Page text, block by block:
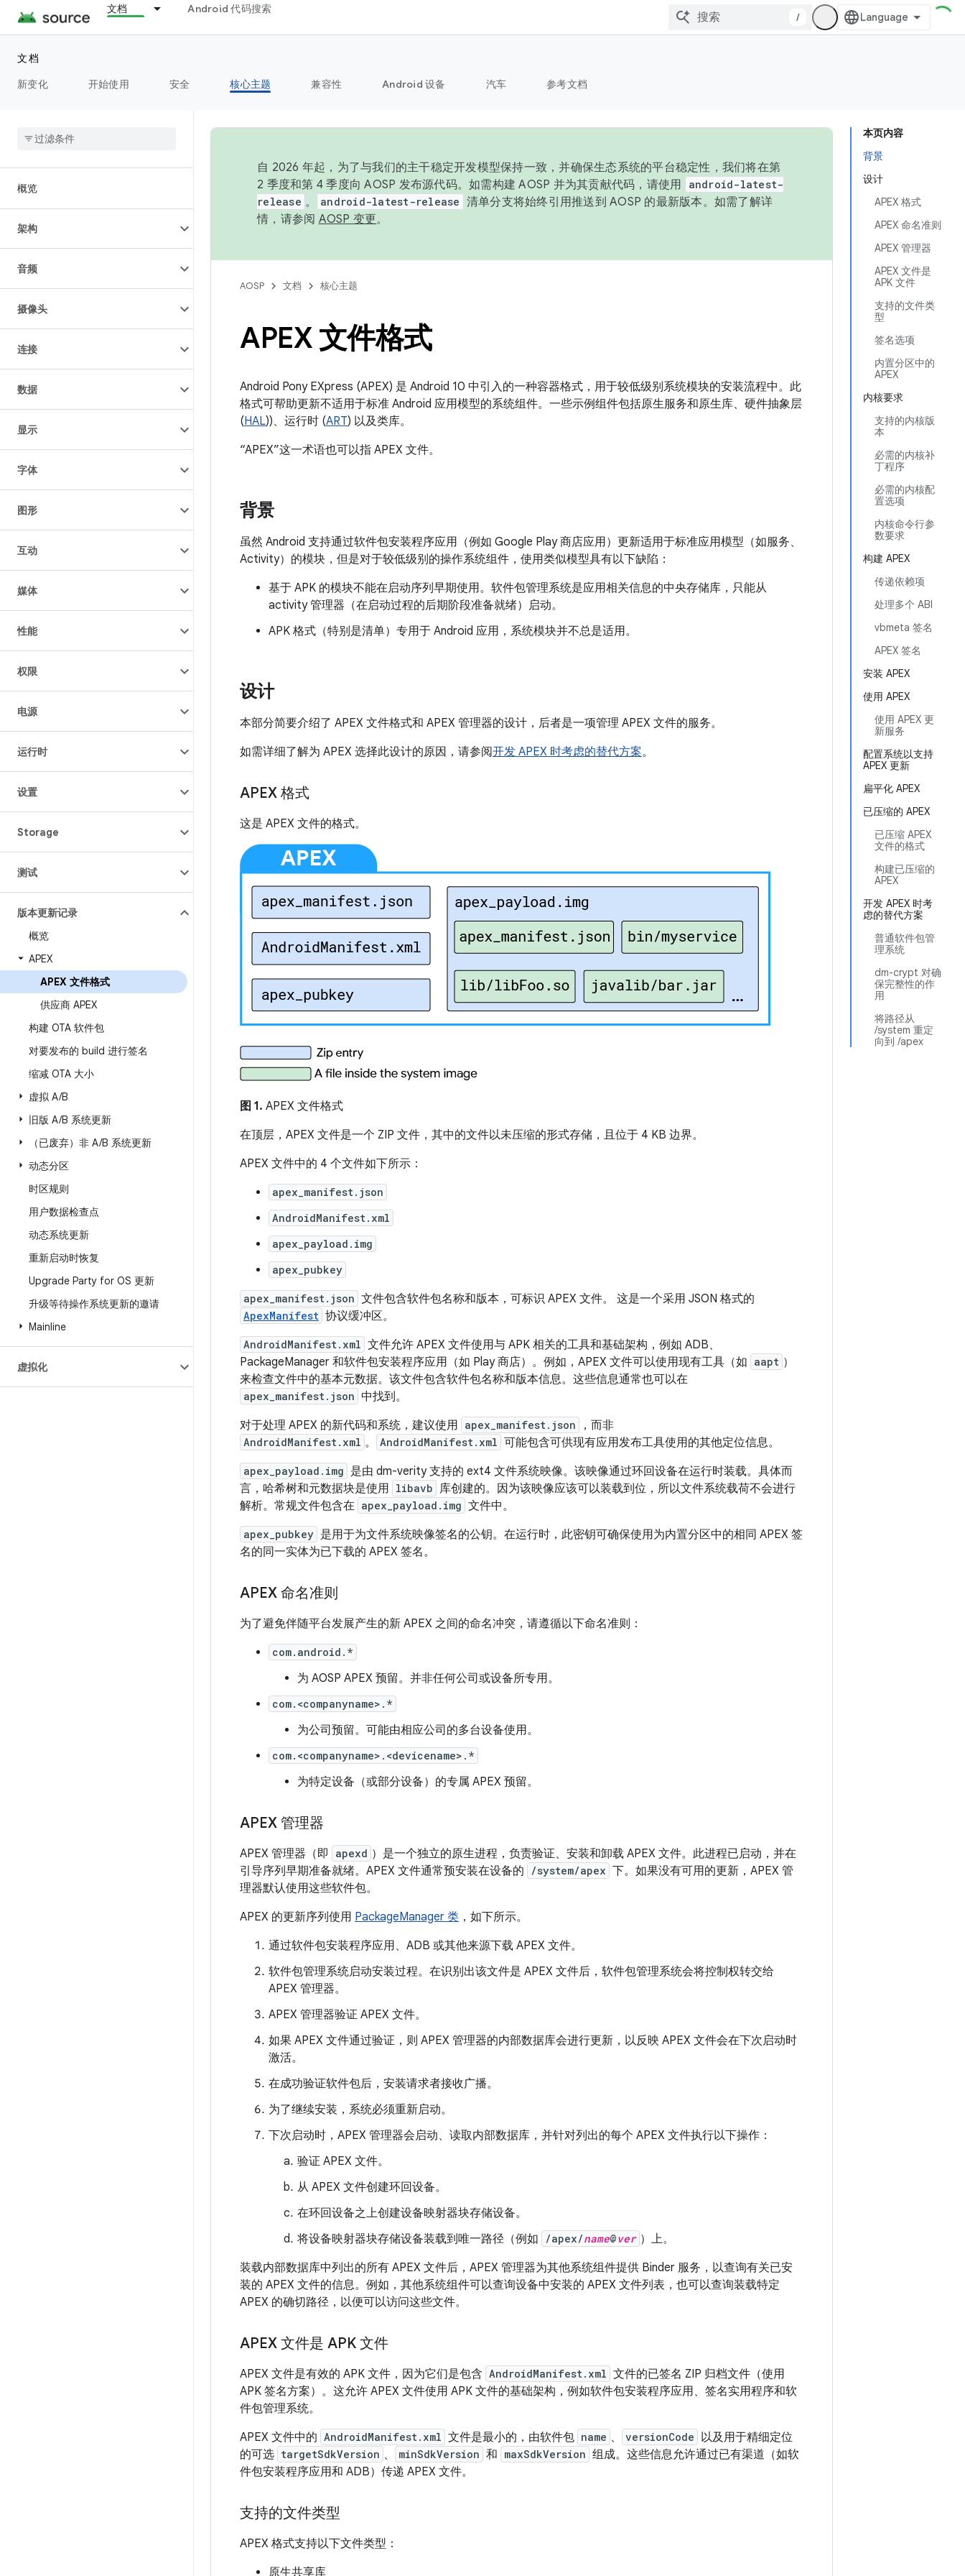
文档 Android 代码搜索
/
文档
新变化
开始使用 安全 核心主题 兼容性 Android 设备 汽车 参考文档
概览
架构
音频
摄像头
连接
数据
显示
字体
图形
互动
媒体
性能
权限
电源
运行时
设置
Storage
测试
版本更新记录
概览
APEX
APEX 文件格式
供应商 APEX
构建 OTA 软件包
对要发布的 build 进行签名
缩减 OTA 大小
虚拟 A/B
旧版 A/B 系统更新
（已废弃）非 A/B 系统更新
动态分区
时区规则
用户数据检查点
动态系统更新
重新启动时恢复
Upgrade Party for OS 更新
升级等待操作系统更新的邀请
Mainline
虚拟化
本页内容
背景
设计
APEX 格式
APEX 命名准则
APEX 管理器
APEX 文件是
APK 文件
支持的文件类
型
签名选项
内置分区中的
APEX
内核要求
支持的内核版
本
必需的内核补
丁程序
必需的内核配
置选项
内核命令行参
数要求
构建 APEX
传递依赖项
处理多个 ABI
vbmeta 签名
APEX 签名
安装 APEX
使用 APEX
使用 APEX 更
新服务
配置系统以支持
APEX 更新
扁平化 APEX
已压缩的 APEX
已压缩 APEX
文件的格式
构建已压缩的
APEX
开发 APEX 时考
虑的替代方案
普通软件包管
理系统
dm-crypt 对确
保完整性的作
用
将路径从
/system 重定
向到 /apex
自 2026 年起，为了与我们的主干稳定开发模型保持一致，并确保生态系统的平台稳定性，我们将在第
2 季度和第 4 季度向 AOSP 发布源代码。如需构建 AOSP 并为其贡献代码，请使用
android-latest-
release 。 android-latest-release 清单分支将始终引用推送到 AOSP 的最新版本。如需了解详
情，请参阅 AOSP 变更。
AOSP 文档 核心主题
APEX 文件格式
Android Pony EXpress (APEX) 是 Android 10 中引入的一种容器格式，用于较低级别系统模块的安装流程中。此
格式可帮助更新不适用于标准 Android 应用模型的系统组件。一些示例组件包括原生服务和原生库、硬件抽象层
(HAL))、运行时 (ART) 以及类库。
“APEX”这一术语也可以指 APEX 文件。
背景
虽然 Android 支持通过软件包安装程序应用（例如 Google Play 商店应用）更新适用于标准应用模型（如服务、
Activity）的模块，但是对于较低级别的操作系统组件，使用类似模型具有以下缺陷：
基于 APK 的模块不能在启动序列早期使用。软件包管理系统是应用相关信息的中央存储库，只能从
activity 管理器（在启动过程的后期阶段准备就绪）启动。
APK 格式（特别是清单）专用于 Android 应用，系统模块并不总是适用。
设计
本部分简要介绍了 APEX 文件格式和 APEX 管理器的设计，后者是一项管理 APEX 文件的服务。
如需详细了解为 APEX 选择此设计的原因，请参阅开发 APEX 时考虑的替代方案。
APEX 格式
这是 APEX 文件的格式。
图 1. APEX 文件格式
在顶层，APEX 文件是一个 ZIP 文件，其中的文件以未压缩的形式存储，且位于 4 KB 边界。
APEX 文件中的 4 个文件如下所示：
apex_manifest.json
AndroidManifest.xml
apex_payload.img
apex_pubkey
apex_manifest.json 文件包含软件包名称和版本，可标识 APEX 文件。 这是一个采用 JSON 格式的
ApexManifest 协议缓冲区。
AndroidManifest.xml 文件允许 APEX 文件使用与 APK 相关的工具和基础架构，例如 ADB、
PackageManager 和软件包安装程序应用（如 Play 商店）。例如，APEX 文件可以使用现有工具（如 aapt ）
来检查文件中的基本元数据。该文件包含软件包名称和版本信息。这些信息通常也可以在
apex_manifest.json 中找到。
对于处理 APEX 的新代码和系统，建议使用 apex_manifest.json ，而非
AndroidManifest.xml 。 AndroidManifest.xml 可能包含可供现有应用发布工具使用的其他定位信息。
apex_payload.img 是由 dm-verity 支持的 ext4 文件系统映像。该映像通过环回设备在运行时装载。具体而
言，哈希树和元数据块是使用 libavb 库创建的。因为该映像应该可以装载到位，所以文件系统载荷不会进行
解析。常规文件包含在 apex_payload.img 文件中。
apex_pubkey 是用于为文件系统映像签名的公钥。在运行时，此密钥可确保使用为内置分区中的相同 APEX 签
名的同一实体为已下载的 APEX 签名。
APEX 命名准则
为了避免伴随平台发展产生的新 APEX 之间的命名冲突，请遵循以下命名准则：
com.android.*
为 AOSP APEX 预留。并非任何公司或设备所专用。
com.<companyname>.*
为公司预留。可能由相应公司的多台设备使用。
com.<companyname>.<devicename>.*
为特定设备（或部分设备）的专属 APEX 预留。
APEX 管理器
APEX 管理器（即 apexd ）是一个独立的原生进程，负责验证、安装和卸载 APEX 文件。此进程已启动，并在
引导序列早期准备就绪。APEX 文件通常预安装在设备的
/system/apex 下。如果没有可用的更新，APEX 管
理器默认使用这些软件包。
APEX 的更新序列使用 PackageManager 类 ，如下所示。
通过软件包安装程序应用、ADB 或其他来源下载 APEX 文件。
软件包管理系统启动安装过程。在识别出该文件是 APEX 文件后，软件包管理系统会将控制权转交给
APEX 管理器。
APEX 管理器验证 APEX 文件。
如果 APEX 文件通过验证，则 APEX 管理器的内部数据库会进行更新，以反映 APEX 文件会在下次启动时
激活。
在成功验证软件包后，安装请求者接收广播。
为了继续安装，系统必须重新启动。
下次启动时，APEX 管理器会启动、读取内部数据库，并针对列出的每个 APEX 文件执行以下操作：
验证 APEX 文件。
从 APEX 文件创建环回设备。
在环回设备之上创建设备映射器块存储设备。
将设备映射器块存储设备装载到唯一路径（例如
/apex/name@ver ）上。
装载内部数据库中列出的所有 APEX 文件后，APEX 管理器为其他系统组件提供 Binder 服务，以查询有关已安
装的 APEX 文件的信息。例如，其他系统组件可以查询设备中安装的 APEX 文件列表，也可以查询装载特定
APEX 的确切路径，以便可以访问这些文件。
APEX 文件是 APK 文件
APEX 文件是有效的 APK 文件，因为它们是包含 AndroidManifest.xml 文件的已签名 ZIP 归档文件（使用
APK 签名方案）。这允许 APEX 文件使用 APK 文件的基础架构，例如软件包安装程序应用、签名实用程序和软
件包管理系统。
APEX 文件中的 AndroidManifest.xml 文件是最小的，由软件包 name 、 versionCode 以及用于精细定位
的可选 targetSdkVersion 、 minSdkVersion 和 maxSdkVersion 组成。这些信息允许通过已有渠道（如软
件包安装程序应用和 ADB）传递 APEX 文件。
支持的文件类型
APEX 格式支持以下文件类型：
原生共享库